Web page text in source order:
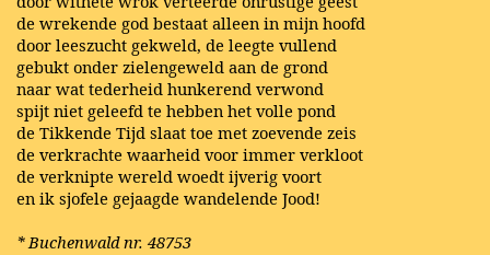
de wrekende god bestaat alleen in mijn hoofd
door leeszucht gekweld, de leegte vullend
gebukt onder zielengeweld aan de grond
naar wat tederheid hunkerend verwond
spijt niet geleefd te hebben het volle pond
de Tikkende Tijd slaat toe met zoevende zeis
de verkrachte waarheid voor immer verkloot
de verknipte wereld woedt ijverig voort
en ik sjofele gejaagde wandelende Jood!
* Buchenwald nr. 48753